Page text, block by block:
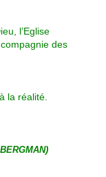
l’Eglise
des
la réalité.